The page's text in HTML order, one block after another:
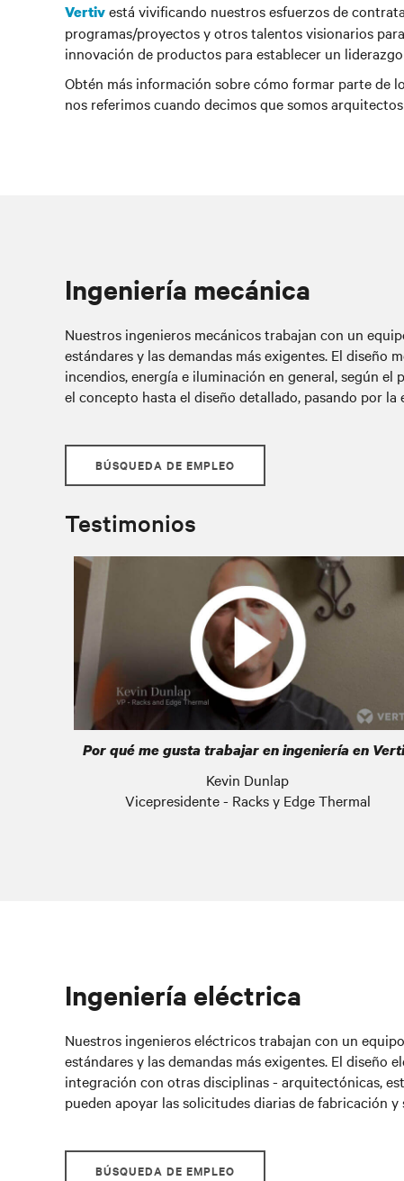
Vertivestá vivificando nuestros esfuerzos de
programas/proyectos y otros talentos visionarios
innovación de productos para establecer un
Obtén más información sobre cómo formar parte de
nos referimos cuando decimos que somos
Ingeniería mecánica
Nuestros ingenieros mecánicos trabajan con un
estándares y las demandas más exigentes. El
incendios, energía e iluminación en general, según
el concepto hasta el diseño detallado, pasando por
BÚSQUEDA DE EMPLEO
Testimonios
Por qué me gusta trabajar en ingeniería en
Kevin Dunlap
Vicepresidente - Racks y Edge Thermal
Ingeniería eléctrica
Nuestros ingenieros eléctricos trabajan con un
estándares y las demandas más exigentes. El
integración con otras disciplinas - arquitectónicas,
pueden apoyar las solicitudes diarias de fabricación y
BÚSQUEDA DE EMPLEO